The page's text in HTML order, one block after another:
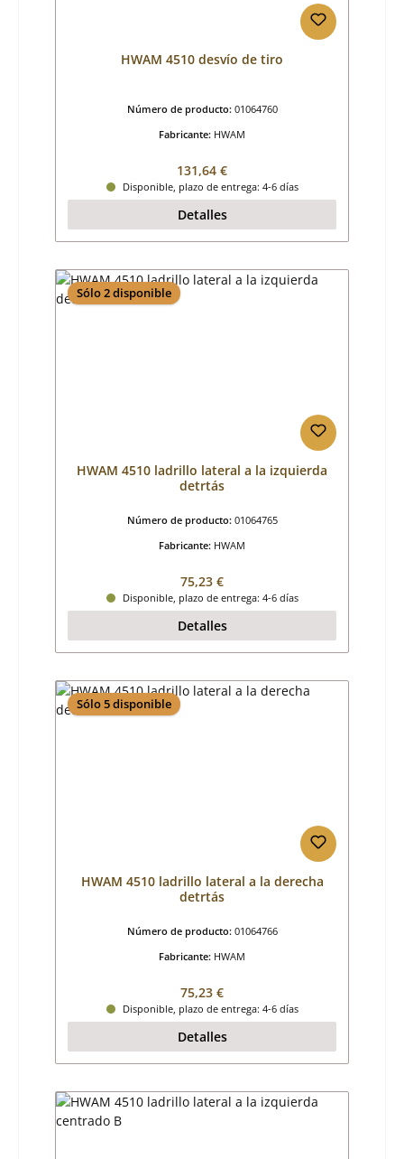
HWAM 4510 desvío de tiro
Número de producto: 01064760
Fabricante: HWAM
Precio normal:
131,64 €
Disponible, plazo de entrega: 4-6 días
Detalles
Sólo 2 disponible
HWAM 4510 ladrillo lateral a la izquierda
detrtás
Número de producto: 01064765
Fabricante: HWAM
Precio normal:
75,23 €
Disponible, plazo de entrega: 4-6 días
Detalles
Sólo 5 disponible
HWAM 4510 ladrillo lateral a la derecha
detrtás
Número de producto: 01064766
Fabricante: HWAM
Precio normal:
75,23 €
Disponible, plazo de entrega: 4-6 días
Detalles